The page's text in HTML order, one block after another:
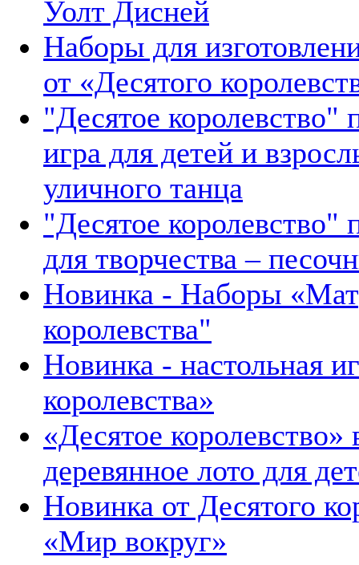
Уолт Дисней
Наборы для
от «Десятого
"Десятое королевство"
игра для детей и
уличного танца
"Десятое королевство"
для творчества –
Новинка - Наборы
королевства"
Новинка - настольная
королевства»
«Десятое
деревянное лото для
Новинка от Десятого
«Мир вокруг»